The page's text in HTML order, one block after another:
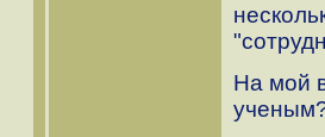
На мой